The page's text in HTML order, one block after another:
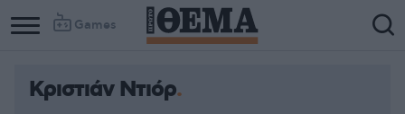
Games
Κριστιάν Ντιόρ